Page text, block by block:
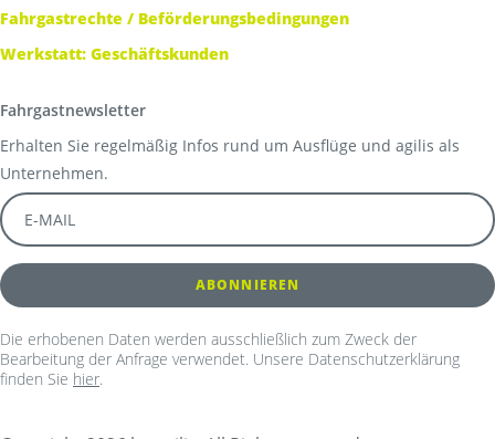
Fahrgastrechte / Beförderungsbedingungen
Werkstatt: Geschäftskunden
Fahrgastnewsletter
Erhalten Sie regelmäßig Infos rund um Ausflüge und agilis als
Unternehmen.
Die erhobenen Daten werden ausschließlich zum Zweck der
Bearbeitung der Anfrage verwendet. Unsere Datenschutzerklärung
finden Sie hier.